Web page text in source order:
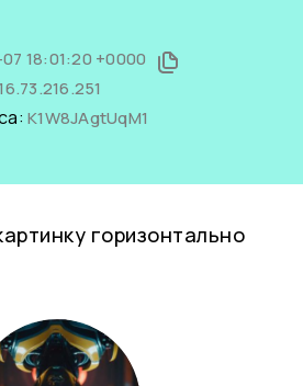
18:01:20 +0000
K1W8JAgtUqM1
горизонтально